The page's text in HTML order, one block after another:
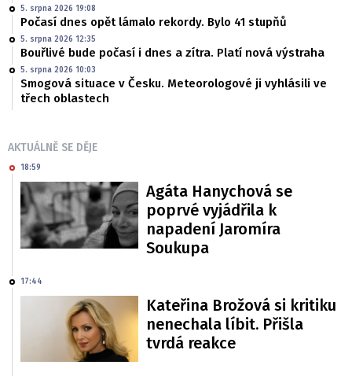
5. srpna 2026 19:08
Počasí dnes opět lámalo rekordy. Bylo 41 stupňů
5. srpna 2026 12:35
Bouřlivé bude počasí i dnes a zítra. Platí nová výstraha
5. srpna 2026 10:03
Smogová situace v Česku. Meteorologové ji vyhlásili ve
třech oblastech
AKTUÁLNĚ SE DĚJE
18:59
Agáta Hanychová se
poprvé vyjádřila k
napadení Jaromíra
Soukupa
17:44
Kateřina Brožová si kritiku
nenechala líbit. Přišla
tvrdá reakce